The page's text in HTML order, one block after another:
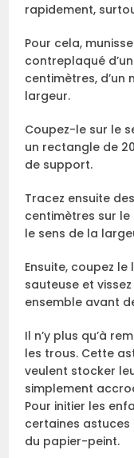
rapidement,
Pour cela,
contreplaqué
centimètres,
largeur.
Coupez-le sur le
un rectangle de
de support.
Tracez ensuite
centimètres sur
le sens de la
Ensuite, coupez
sauteuse et
ensemble avant
Il n’y plus qu’à
les trous. Cette
veulent stocker
simplement
Pour initier les
certaines astuces
du papier-peint.